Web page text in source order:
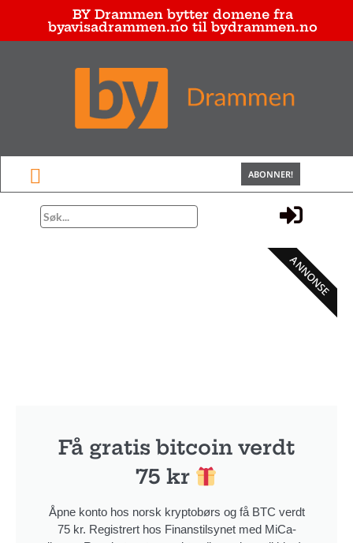
BY Drammen bytter domene fra
byavisadrammen.no til bydrammen.no
ABONNER!
Få gratis bitcoin verdt
75 kr
Åpne konto hos norsk kryptobørs og få BTC verdt
75 kr. Registrert hos Finanstilsynet med MiCa-
ANNONSE